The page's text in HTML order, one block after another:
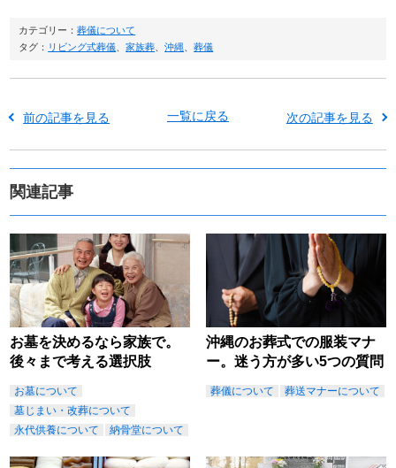
カテゴリー：葬儀について
タグ： リビング式葬儀 、家族葬 、沖縄 、葬儀
前の記事を見る 一覧に戻る 次の記事を見る
関連記事
お墓を決めるなら家族で。
後々まで考える選択肢
お墓について
墓じまい・改葬について
永代供養について
納骨堂について
沖縄のお葬式での服装マナ
ー。迷う方が多い5つの質問
葬儀について 葬送マナーについて